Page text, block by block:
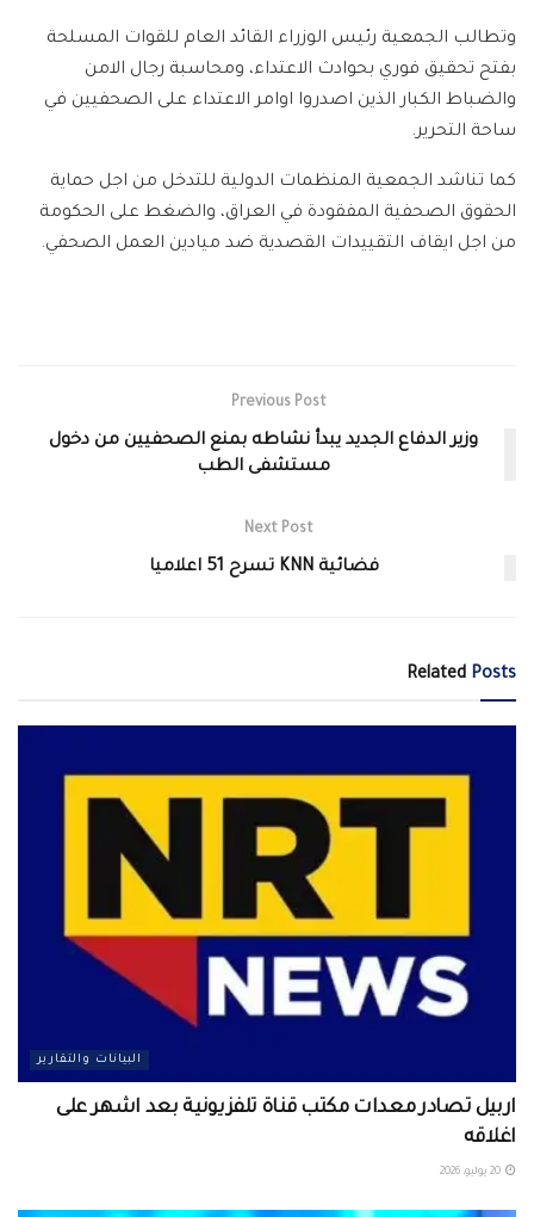
وتطالب الجمعية رئيس الوزراء القائد العام للقوات المسلحة
بفتح تحقيق فوري بحوادث الاعتداء، ومحاسبة رجال الامن
والضباط الكبار الذين اصدروا اوامر الاعتداء على الصحفيين في
ساحة التحرير.
كما تناشد الجمعية المنظمات الدولية للتدخل من اجل حماية
الحقوق الصحفية المفقودة في العراق، والضغط على الحكومة
من اجل ايقاف التقييدات القصدية ضد ميادين العمل الصحفي.
Previous Post
وزير الدفاع الجديد يبدأ نشاطه بمنع الصحفيين من دخول
مستشفى الطب
Next Post
فضائية KNN تسرح 51 اعلاميا
Related Posts
البيانات والتقارير
اربيل تصادر معدات مكتب قناة تلفزيونية بعد اشهر على
اغلاقه